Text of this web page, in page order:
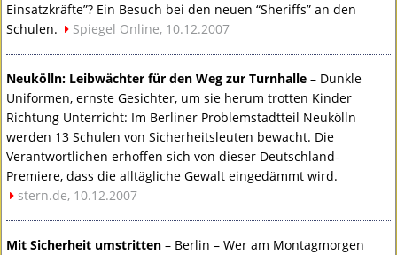
Einsatzkräfte”? Ein Besuch bei den neuen “Sheriffs” an den
Schulen.
Spiegel Online, 10.12.2007
Neukölln: Leibwächter für den Weg zur Turnhalle – Dunkle
Uniformen, ernste Gesichter, um sie herum trotten Kinder
Richtung Unterricht: Im Berliner Problemstadtteil Neukölln
werden 13 Schulen von Sicherheitsleuten bewacht. Die
Verantwortlichen erhoffen sich von dieser Deutschland-
Premiere, dass die alltägliche Gewalt eingedämmt wird.
stern.de, 10.12.2007
Mit Sicherheit umstritten – Berlin – Wer am Montagmorgen